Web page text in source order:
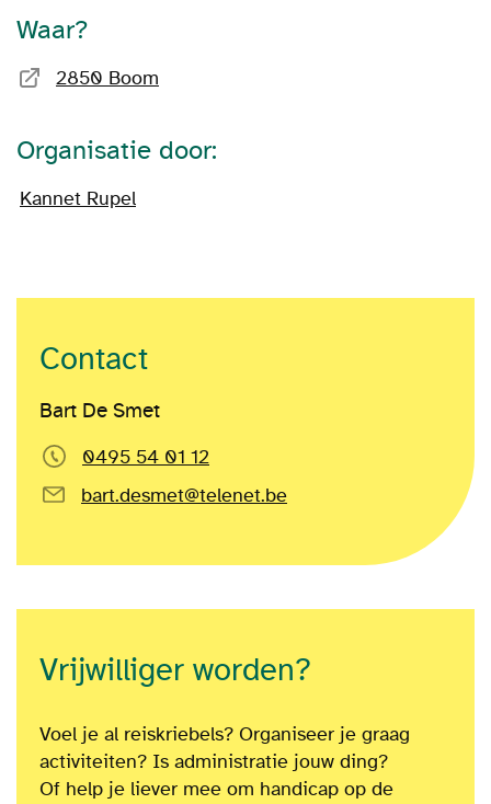
Waar?
2850 Boom
Organisatie door:
Kannet Rupel
Contact
Bart De Smet
0495 54 01 12
bart.desmet@telenet.be
Vrijwilliger worden?
Voel je al reiskriebels? Organiseer je graag
activiteiten? Is administratie jouw ding?
Of help je liever mee om handicap op de